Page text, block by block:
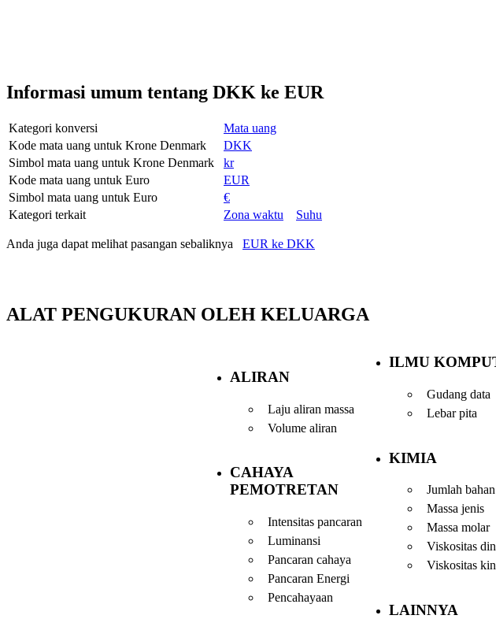
Informasi umum tentang DKK ke EUR
Kategori konversi
Mata uang
Kode mata uang untuk Krone Denmark
DKK
Simbol mata uang untuk Krone Denmark
kr
Kode mata uang untuk Euro
EUR
Simbol mata uang untuk Euro
€
Kategori terkait
Zona waktu Suhu
Anda juga dapat melihat pasangan sebaliknya EUR ke DKK
ALAT PENGUKURAN OLEH KELUARGA
ALIRAN
Laju aliran massa
Volume aliran
CAHAYA
PEMOTRETAN
Intensitas pancaran
Luminansi
Pancaran cahaya
Pancaran Energi
Pencahayaan
ILMU
Gudang data
Lebar pita
KIMIA
Jumlah bahan
Massa jenis
Massa molar
Viskositas
Viskositas
LAINNYA